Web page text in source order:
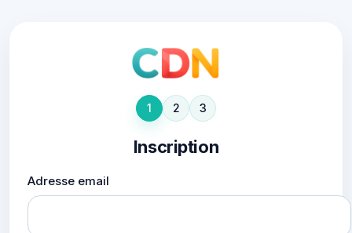
1 2 3
Inscription
Adresse email